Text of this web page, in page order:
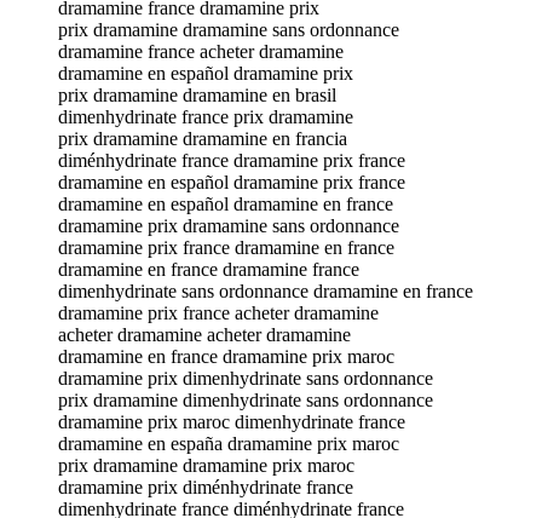
dramamine france dramamine prix
prix dramamine dramamine sans ordonnance
dramamine france acheter dramamine
dramamine en español dramamine prix
prix dramamine dramamine en brasil
dimenhydrinate france prix dramamine
prix dramamine dramamine en francia
diménhydrinate france dramamine prix france
dramamine en español dramamine prix france
dramamine en español dramamine en france
dramamine prix dramamine sans ordonnance
dramamine prix france dramamine en france
dramamine en france dramamine france
dimenhydrinate sans ordonnance dramamine en france
dramamine prix france acheter dramamine
acheter dramamine acheter dramamine
dramamine en france dramamine prix maroc
dramamine prix dimenhydrinate sans ordonnance
prix dramamine dimenhydrinate sans ordonnance
dramamine prix maroc dimenhydrinate france
dramamine en españa dramamine prix maroc
prix dramamine dramamine prix maroc
dramamine prix diménhydrinate france
dimenhydrinate france diménhydrinate france